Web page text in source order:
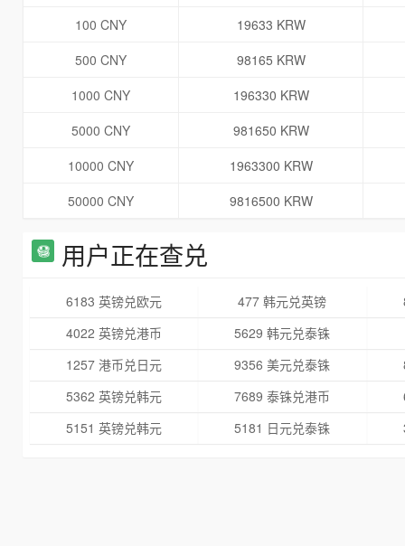
100 CNY
19633 KRW
500 CNY
98165 KRW
1000 CNY
196330 KRW
5000 CNY
981650 KRW
10000 CNY
1963300 KRW
50000 CNY
9816500 KRW
用户正在查兑
6183 英镑兑欧元 477 韩元兑英镑
4022 英镑兑港币
5629 韩元兑泰铢
1257 港币兑日元
9356 美元兑泰铢
5362 英镑兑韩元
7689 泰铢兑港币
5151 英镑兑韩元
5181 日元兑泰铢